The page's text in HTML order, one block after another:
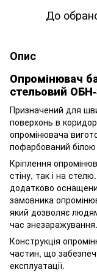
До
Опис
Опромінювач
стельовий
Призначений для
поверхонь в
опромінювача
пофарбований
Кріплення
стіну, так і на
додатково
замовника
який дозволяє
час знезаражування.
Конструкція
частин, що
експлуатації.